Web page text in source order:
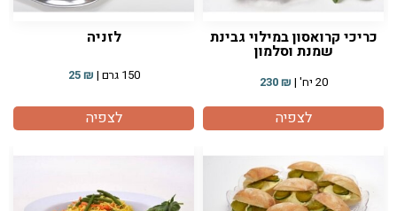
כריכי קרואסון במילוי גבינת
שמנת וסלמון
20 יח' | ₪
230
לצפיה
לזניה
150 גרם | ₪
25
לצפיה